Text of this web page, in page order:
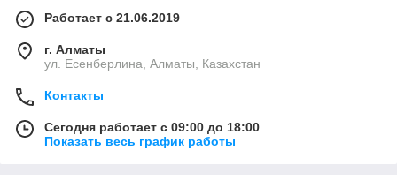
Работает с 21.06.2019
г. Алматы
ул. Есенберлина, Алматы, Казахстан
Контакты
Сегодня работает с 09:00 до 18:00
Показать весь график работы